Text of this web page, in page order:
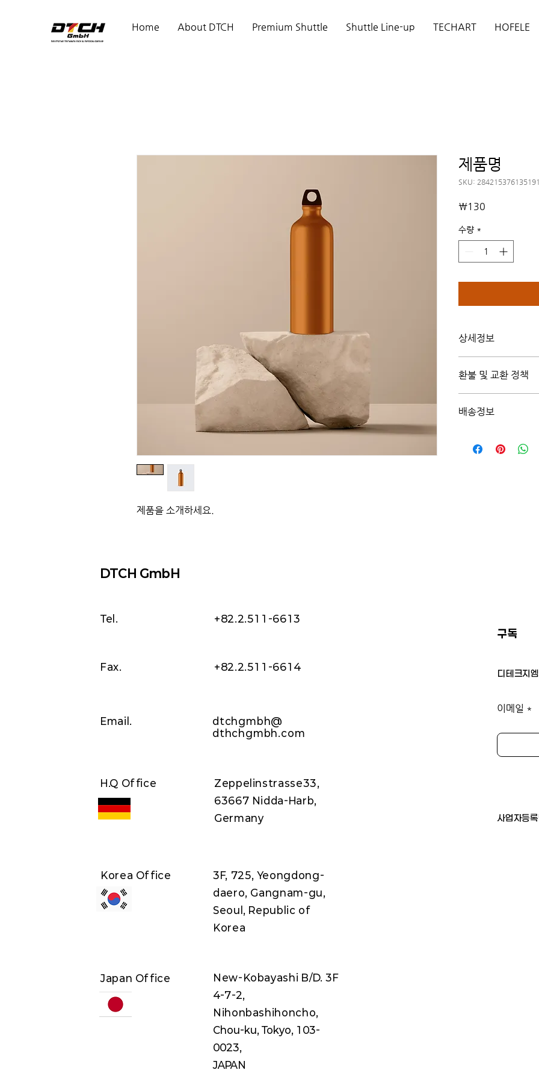
Home About DTCH Premium Shuttle Shuttle Line-up TECHART HOFELE
제품을 소개하세요.
제품명
SKU: 284215376135191
₩130
수량 *
상세정보
법 등 친절하고 상세
환불 및 교환 정책
정보를 제공하세요.
배송정보
설명은 소비자들에게
DTCH GmbH
Tel.
Fax.
Email.
H.Q Office
Korea Office
Japan Office
+82.2.511-6613
+82.2.511-6614
dtchgmbh@
dthchgmbh.com
Zeppelinstrasse33,
63667 Nidda-Harb,
Germany
3F, 725, Yeongdong-
daero, Gangnam-gu,
Seoul, Republic of
Korea
New-Kobayashi B/D. 3F
4-7-2,
Nihonbashihoncho,
Chou-ku, Tokyo, 103-
0023,
JAPAN
구독
디테크지
이메일
사업자